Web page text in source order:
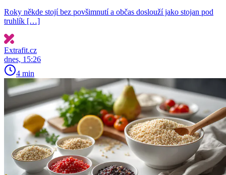
Roky někde stojí bez povšimnutí a občas doslouží jako stojan pod
truhlík […]
Extrafit.cz
dnes, 15:26
4 min